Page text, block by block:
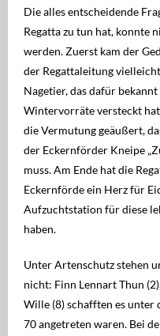
Die alles entscheidende
Regatta zu tun hat, konnte
werden. Zuerst kam der
der Regattaleitung
Nagetier, das dafür bekannt
Wintervorräte versteckt
die Vermutung geäußert,
der Eckernförder Kneipe
muss. Am Ende hat die
Eckernförde ein Herz für
Aufzuchtstation für diese
haben.
Unter Artenschutz stehen
nicht: Finn Lennart Thun
Wille (8) schafften es unter
70 angetreten waren. Bei